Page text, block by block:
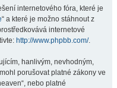
internetového fóra, které je
“ a které je možno stáhnout z
internetové
http://www.phpbb.com/.
hanlivým, nevhodným,
porušovat platné zákony ve
nebo platné